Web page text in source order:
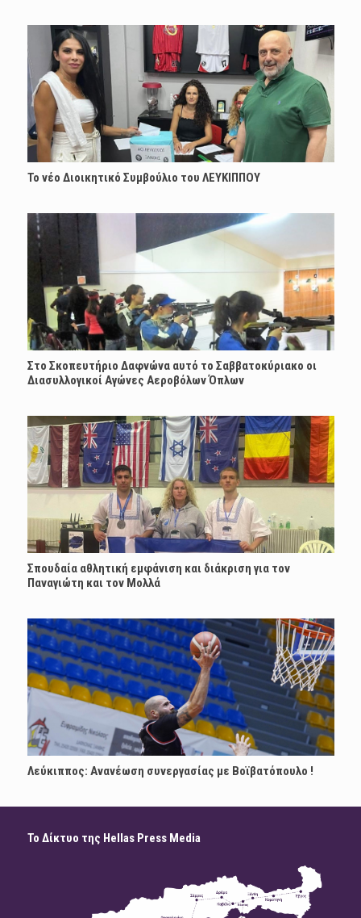
Το νέο Διοικητικό Συμβούλιο του ΛΕΥΚΙΠΠΟΥ
Στο Σκοπευτήριο Δαφνώνα αυτό το Σαββατοκύριακο οι
Διασυλλογικοί Αγώνες Αεροβόλων Όπλων
Σπουδαία αθλητική εμφάνιση και διάκριση για τον
Παναγιώτη και τον Μολλά
Λεύκιππος: Ανανέωση συνεργασίας με Boϊβατόπουλο !
Το Δίκτυο της Hellas Press Media